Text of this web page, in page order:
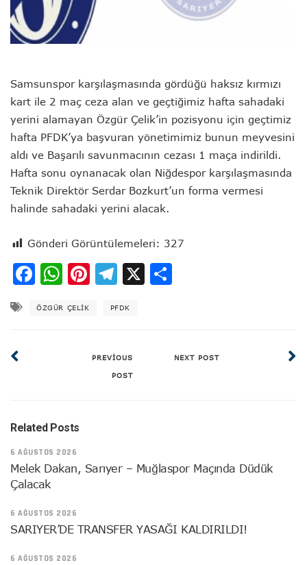
Samsunspor karşılaşmasında gördüğü haksız kırmızı
kart ile 2 maç ceza alan ve geçtiğimiz hafta sahadaki
yerini alamayan Özgür Çelik’in pozisyonu için geçtimiz
hafta PFDK’ya başvuran yönetimimiz bunun meyvesini
aldı ve Başarılı savunmacının cezası 1 maça indirildi.
Hafta sonu oynanacak olan Niğdespor karşılaşmasında
Teknik Direktör Serdar Bozkurt’un forma vermesi
halinde sahadaki yerini alacak.
Gönderi Görüntülemeleri: 327
Facebook
WhatsApp
Pinterest
Telegram
X
ÖZGÜR ÇELIK PFDK
PREVIOUS
POST
NEXT POST
Related Posts
6 AĞUSTOS 2026
Melek Dakan, Sarıyer – Muğlaspor Maçında Düdük
Çalacak
6 AĞUSTOS 2026
SARIYER’DE TRANSFER YASAĞI KALDIRILDI!
6 AĞUSTOS 2026